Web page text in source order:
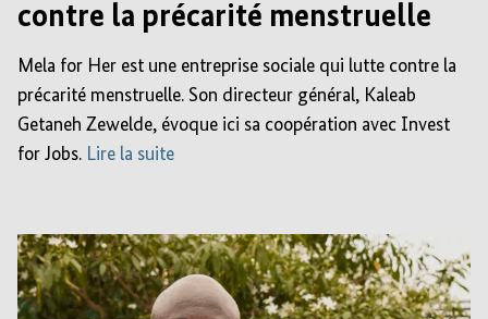
contre la précarité menstruelle
Mela for Her est une entreprise sociale qui lutte contre la
précarité menstruelle. Son directeur général, Kaleab
Getaneh Zewelde, évoque ici sa coopération avec Invest
for Jobs. Lire la suite